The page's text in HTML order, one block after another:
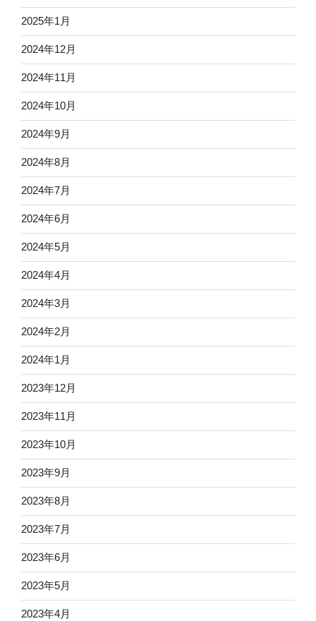
2025年1月
2024年12月
2024年11月
2024年10月
2024年9月
2024年8月
2024年7月
2024年6月
2024年5月
2024年4月
2024年3月
2024年2月
2024年1月
2023年12月
2023年11月
2023年10月
2023年9月
2023年8月
2023年7月
2023年6月
2023年5月
2023年4月